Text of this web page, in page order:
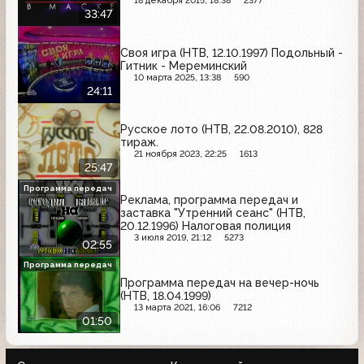
33:47
24:11
Своя игра (НТВ, 12.10.1997) Подольный -
Гитник - Мереминский
10 марта 2025, 13:38 590
25:47
Русское лото (НТВ, 22.08.2010), 828
тираж.
21 ноября 2023, 22:25 1613
02:55
Реклама, программа передач и
заставка "Утренний сеанс" (НТВ,
20.12.1996) Налоговая полиция
3 июля 2019, 21:12 5273
Программа передач
01:50
Программа передач на вечер-ночь
(НТВ, 18.04.1999)
13 марта 2021, 16:06 7212
Программа передач